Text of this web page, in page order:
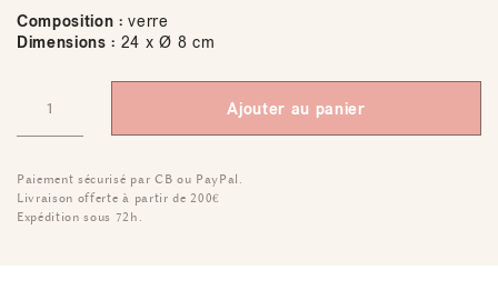
Composition : verre
Dimensions : 24 x Ø 8 cm
Ajouter au panier
Paiement sécurisé par CB ou PayPal.
Livraison offerte à partir de 200€
Expédition sous 72h.